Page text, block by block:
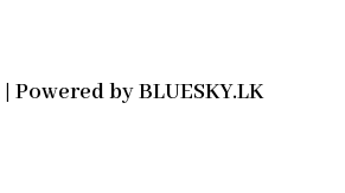
by BLUESKY.LK